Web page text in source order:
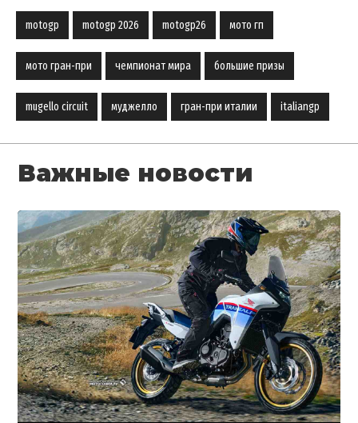
motogp motogp 2026 motogp26 мото гп
мото гран-при чемпионат мира большие призы
mugello circuit муджелло гран-при италии italiangp
Важные новости